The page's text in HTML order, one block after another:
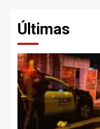
Últimas